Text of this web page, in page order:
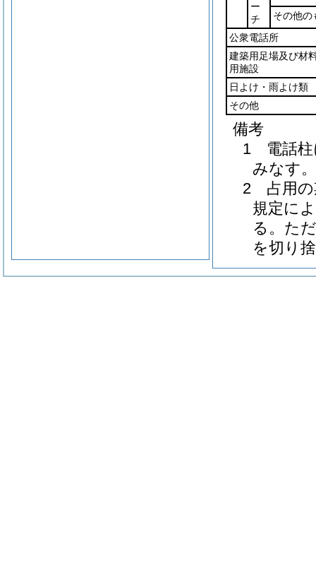
ー
チ
その他の
公衆電話所
建築用足場及び材
用施設
日よけ・雨よけ類
その他
備考
1 電話柱
みなす。
2 占用の
規定に
る。た
を切り